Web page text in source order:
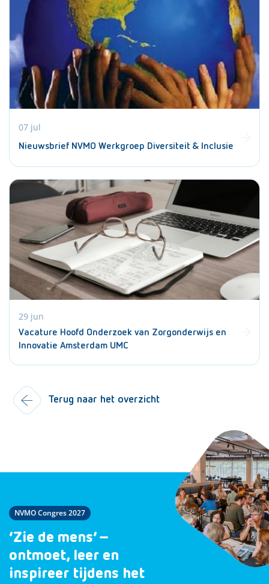
07 jul
Nieuwsbrief NVMO Werkgroep Diversiteit & Inclusie
29 jun
Vacature Hoofd Onderzoek van Zorgonderwijs en
Innovatie Amsterdam UMC
Terug naar het overzicht
NVMO Congres 2027
‘Zie de mens’ –
ontmoet, leer en
inspireer tijdens het